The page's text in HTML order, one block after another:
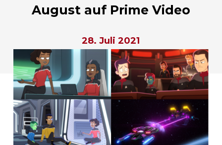
August auf Prime Video
28. Juli 2021